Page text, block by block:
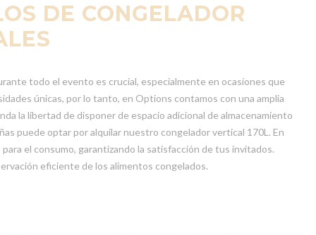
DE CONGELADOR
todo el evento es crucial, especialmente en ocasiones que
únicas, por lo tanto, en Options contamos con una amplia
la libertad de disponer de espacio adicional de almacenamiento
puede optar por alquilar nuestro congelador vertical 170L. En
el consumo, garantizando la satisfacción de tus invitados.
eficiente de los alimentos congelados.